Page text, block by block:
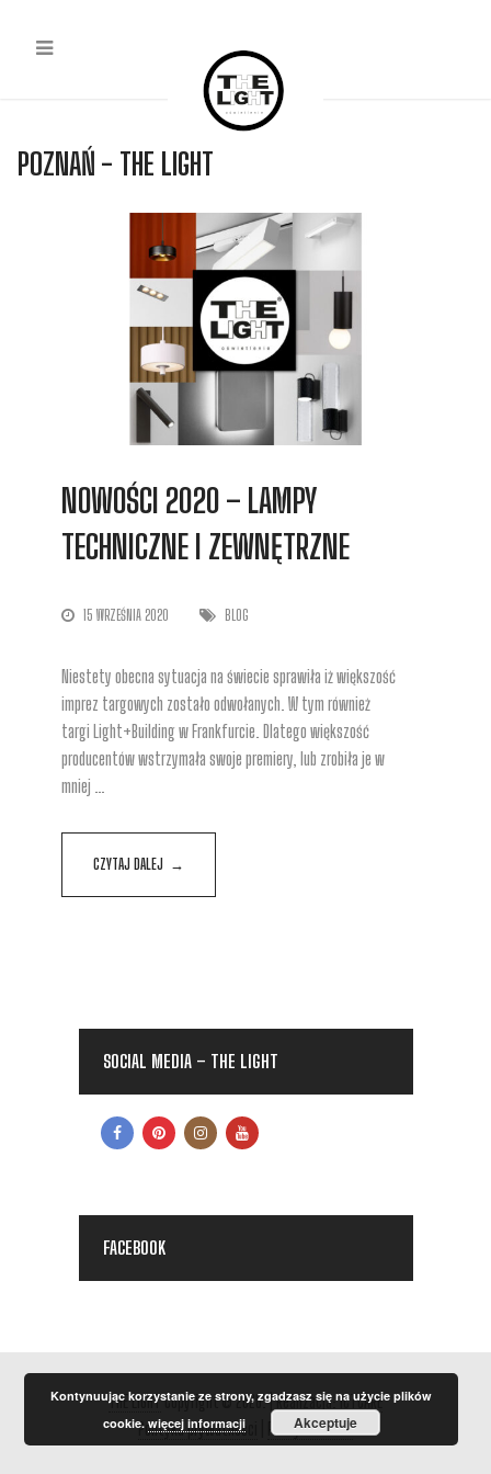
POZNAŃ - THE LIGHT
NOWOŚCI 2020 – LAMPY
TECHNICZNE I ZEWNĘTRZNE
15 WRZEŚNIA 2020 BLOG
Niestety obecna sytuacja na świecie sprawiła iż większość
imprez targowych zostało odwołanych. W tym również
targi Light+Building w Frankfurcie. Dlatego większość
producentów wstrzymała swoje premiery, lub zrobiła je w
mniej …
CZYTAJ DALEJ →
SOCIAL MEDIA – THE LIGHT
FACEBOOK
THE LIGHTCopyright © 2026.| Realizacja:ICTCARE
Polityka prywatności
Polityka Cookie
Kontynuując korzystanie ze strony, zgadzasz się na użycie plików
cookie. więcej informacji Akceptuje